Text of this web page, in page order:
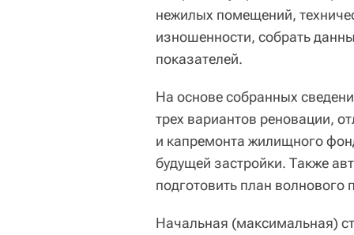
нежилых помещений,
изношенности, собрать
показателей.
На основе собранных
трех вариантов реновации,
и капремонта жилищного
будущей застройки. Также
подготовить план
Начальная (максимальная)